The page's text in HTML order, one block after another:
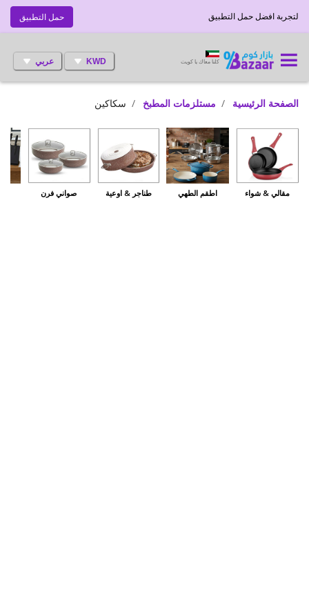
حمل التطبيق لتجربة افضل حمل التطبيق
KWD عربي كلنا معاك يا كويت
الصفحة الرئيسية مستلزمات المطبخ سكاكين
مقالي & شواء اطقم الطهي طناجر & اوعية صواني فرن